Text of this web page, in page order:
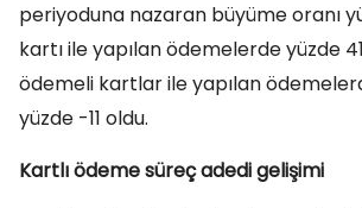
periyoduna nazaran büyüme oranı
kartı ile yapılan ödemelerde yüzde
ödemeli kartlar ile yapılan
yüzde -11 oldu.
Kartlı ödeme süreç adedi gelişimi